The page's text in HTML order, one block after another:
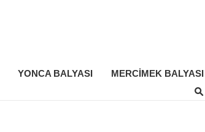
YONCA BALYASI MERCIMEK BALYASI